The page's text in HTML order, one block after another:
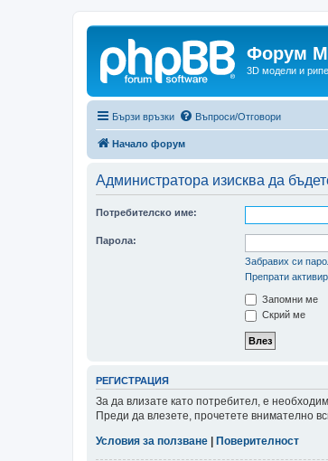
Форум
3D модели и
Бързи връзки Въпроси/Отговори
Начало форум
Администратора изисква да
Потребителско име:
Парола:
Забравих си
Препрати
Запомни ме
Скрий ме
РЕГИСТРАЦИЯ
За да влизате като потребител, е
Преди да влезете, прочетете внимателно
Условия за ползване
Поверителност